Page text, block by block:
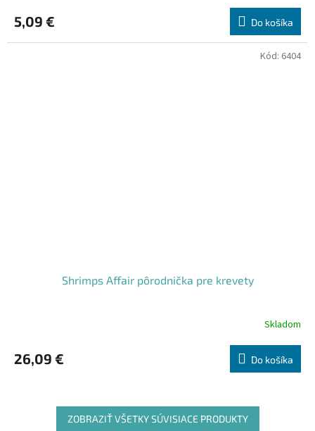
5,09 € Do košíka
Shrimps Affair pôrodnička pre krevety
Skladom
26,09 € Do košíka
Kód: 6404
ZOBRAZIŤ VŠETKY SÚVISIACE PRODUKTY